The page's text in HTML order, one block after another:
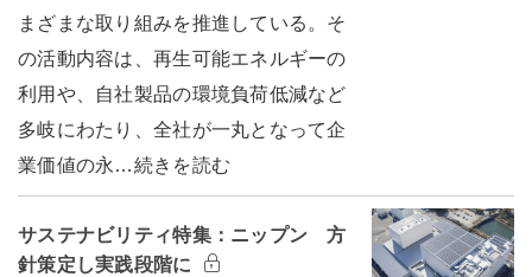
まざまな取り組みを推進している。そ
の活動内容は、再生可能エネルギーの
利用や、自社製品の環境負荷低減など
多岐にわたり、全社が一丸となって企
業価値の永…続きを読む
サステナビリティ特集：ニップン 方
針策定し実践段階に